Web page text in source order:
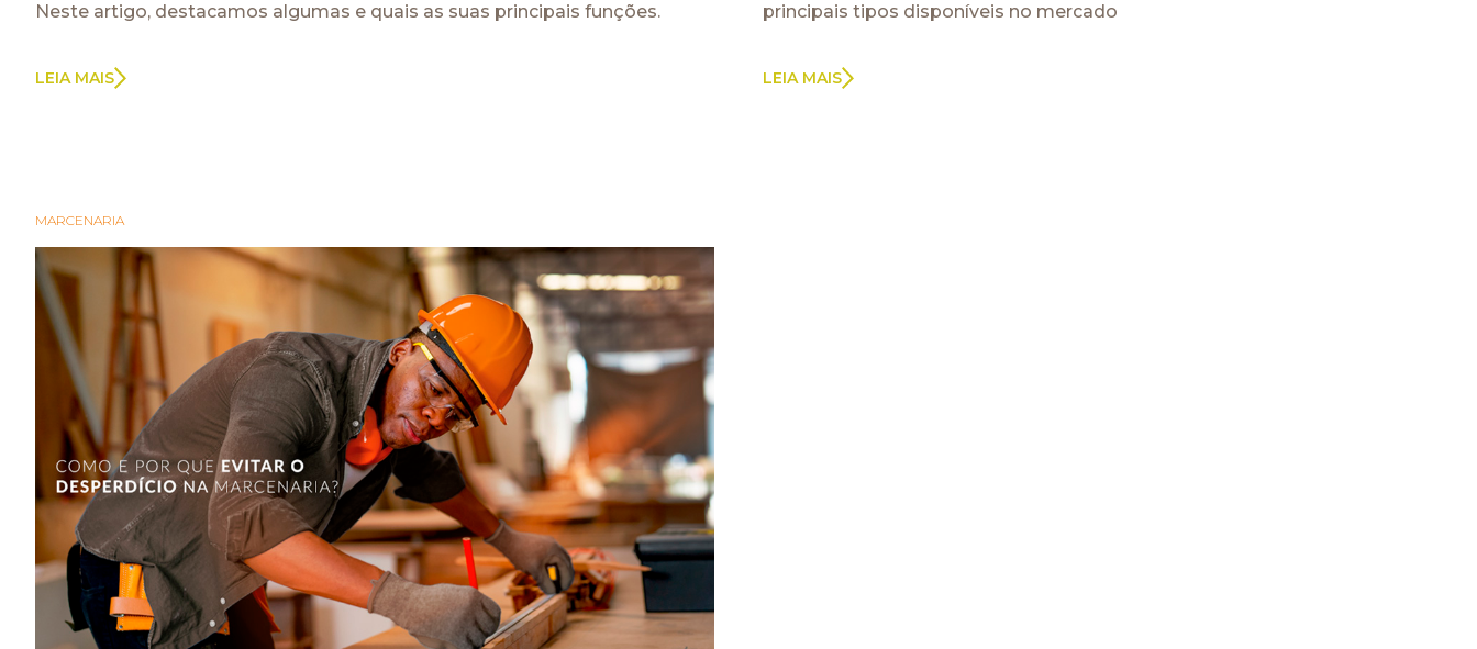
Neste artigo, destacamos algumas e quais as suas principais funções.
LEIA MAIS
principais tipos disponíveis no mercado
LEIA MAIS
MARCENARIA